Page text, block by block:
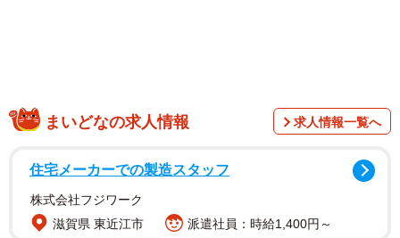
こんな姿を見て声をかけたくなるかもしれないけど…注意が必要です！
まいどなの求人情報 求人情報一覧へ
住宅メーカーでの製造スタッフ
株式会社フジワーク
滋賀県 東近江市
派遣社員：時給1,400円～